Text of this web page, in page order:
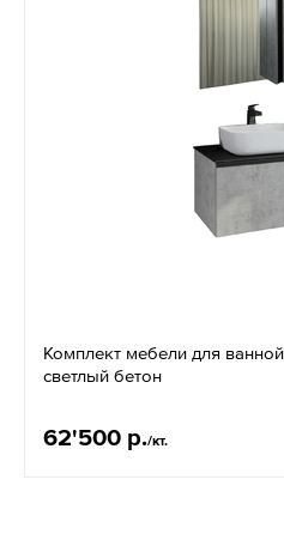
Комплект мебели для
светлый бетон
62'500 р./кт.